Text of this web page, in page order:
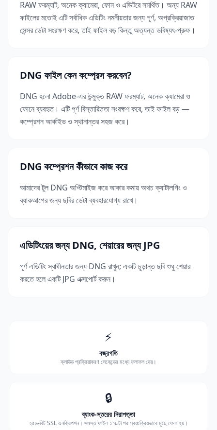
RAW ফরম্যাট, অনেক ক্যামেরা, ফোন ও এডিটরে সমর্থিত। অন্য RAW
ফাইলের মতোই এটি সর্বাধিক এডিটিং নমনীয়তার জন্য পূর্ণ, অপ্রক্রিয়াজাত
সেন্সর ডেটা সংরক্ষণ করে, তাই ফাইল বড় কিন্তু অত্যন্ত ভবিষ্যৎ-প্রুফ।
DNG ফাইল কেন কম্প্রেস করবেন?
DNG হলো Adobe-এর উন্মুক্ত RAW ফরম্যাট, অনেক ক্যামেরা ও
ফোনে ব্যবহৃত। এটি পূর্ণ বিস্তারিততা সংরক্ষণ করে, তাই ফাইল বড় —
কম্প্রেশন আর্কাইভ ও স্থানান্তর সহজ করে।
DNG কম্প্রেশন কীভাবে কাজ করে
আমাদের টুল DNG অপ্টিমাইজ করে আকার কমায় অথচ ক্যাটালগিং ও
ব্যাকআপের জন্য ছবির ডেটা ব্যবহারযোগ্য রাখে।
এডিটিংয়ের জন্য DNG, শেয়ারের জন্য JPG
পূর্ণ এডিটিং স্বাধীনতার জন্য DNG রাখুন; একটি চূড়ান্ত ছবি শুধু শেয়ার
করতে হলে একটি JPG এক্সপোর্ট করুন।
⚡
বজ্রগতি
ক্লাউড প্রক্রিয়াকরণ সেকেন্ডের মধ্যে ফলাফল দেয়।
🔒
ব্যাংক-স্তরের নিরাপত্তা
২৫৬-বিট SSL এনক্রিপশন। সমস্ত ফাইল ১ ঘণ্টা পর স্বয়ংক্রিয়ভাবে মুছে ফেলা হয়।